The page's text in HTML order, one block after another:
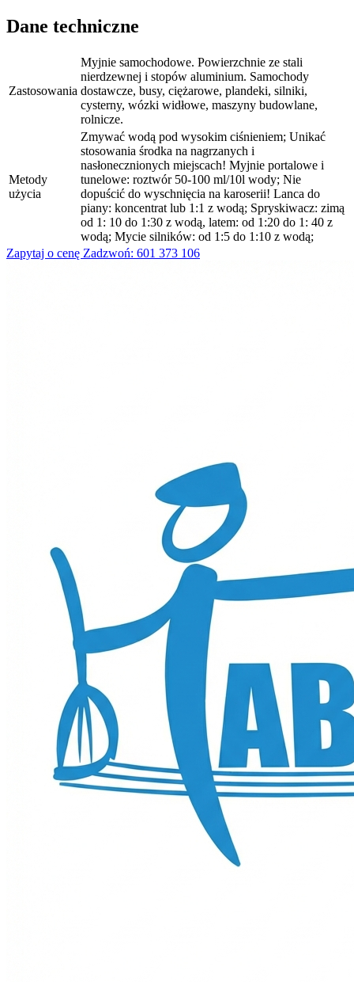
Dane techniczne
Zastosowania
Myjnie samochodowe. Powierzchnie ze stali
nierdzewnej i stopów aluminium. Samochody
dostawcze, busy, ciężarowe, plandeki, silniki,
cysterny, wózki widłowe, maszyny budowlane,
rolnicze.
Metody
użycia
Zmywać wodą pod wysokim ciśnieniem; Unikać
stosowania środka na nagrzanych i
nasłonecznionych miejscach! Myjnie portalowe i
tunelowe: roztwór 50-100 ml/10l wody; Nie
dopuścić do wyschnięcia na karoserii! Lanca do
piany: koncentrat lub 1:1 z wodą; Spryskiwacz: zimą
od 1: 10 do 1:30 z wodą, latem: od 1:20 do 1: 40 z
wodą; Mycie silników: od 1:5 do 1:10 z wodą;
Zapytaj o cenę Zadzwoń: 601 373 106